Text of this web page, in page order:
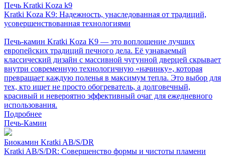
Печь Kratki Koza k9
Kratki Koza K9: Надежность, унаследованная от традиций,
усовершенствованная технологиями
Печь-камин Kratki Koza K9 — это воплощение лучших
европейских традиций печного дела. Её узнаваемый
классический дизайн с массивной чугунной дверцей скрывает
внутри современную технологичную «начинку», которая
превращает каждую поленья в максимум тепла. Это выбор для
тех, кто ищет не просто обогреватель, а долговечный,
красивый и невероятно эффективный очаг для ежедневного
использования.
Подробнее
Печь-Камин
Биокамин Kratki AB/S/DR
Kratki AB/S/DR: Совершенство формы и чистоты пламени